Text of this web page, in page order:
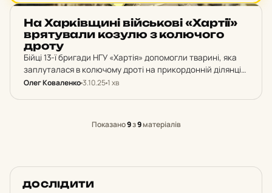
НОВИНИ ХАРКОВА
На Хар­ків­щи­ні вій­сько­ві «Хартії»
вря­ту­ва­ли козулю з ко­лю­чо­го
дроту
Бійці 13-ї бригади НГУ «Хартія» допомогли тварині, яка
заплуталася в колючому дроті на прикордонній ділянці
Харківщини. Відео
Олег Коваленко3.10.251 хв
Показано9з9матеріалів
ДОСЛІДИТИ